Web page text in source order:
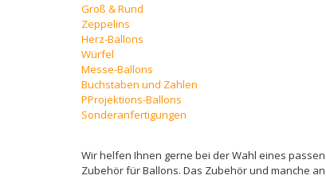
Groß & Rund
Zeppelins
Herz-Ballons
Würfel
Messe-Ballons
Buchstaben und Zahlen
PProjektions-Ballons
Sonderanfertigungen
Wir helfen Ihnen gerne bei der Wahl eines
Zubehör für Ballons. Das Zubehör und manche